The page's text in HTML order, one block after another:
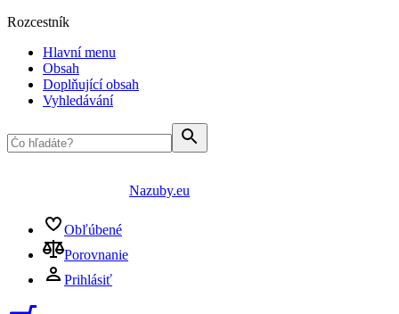
Rozcestník
Hlavní menu
Obsah
Doplňující obsah
Vyhledávání
Nazuby.eu
Obľúbené
Porovnanie
Prihlásiť